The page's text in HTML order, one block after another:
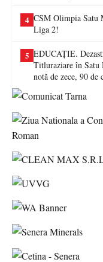
4 CSM Olimpia Satu
Liga 2!
5 EDUCAȚIE.
Titluraziare în Satu
notă de zece, 90 de